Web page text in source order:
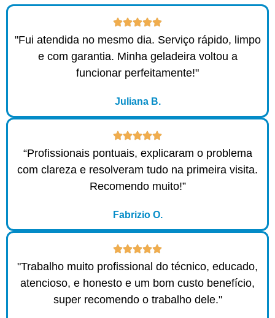
"Fui atendida no mesmo dia. Serviço rápido, limpo
e com garantia. Minha geladeira voltou a
funcionar perfeitamente!"
Juliana B.
“Profissionais pontuais, explicaram o problema
com clareza e resolveram tudo na primeira visita.
Recomendo muito!”
Fabrizio O.
"Trabalho muito profissional do técnico, educado,
atencioso, e honesto e um bom custo benefício,
super recomendo o trabalho dele."